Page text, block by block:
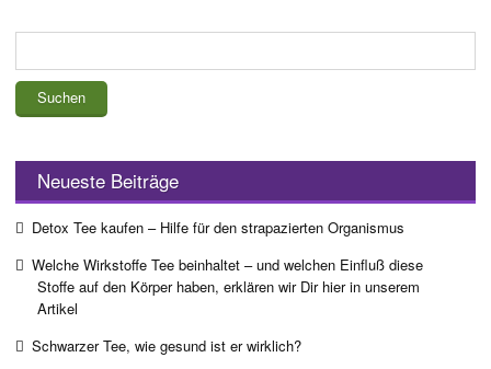
Neueste Beiträge
Detox Tee kaufen – Hilfe für den strapazierten Organismus
Welche Wirkstoffe Tee beinhaltet – und welchen Einfluß diese
Stoffe auf den Körper haben, erklären wir Dir hier in unserem
Artikel
Schwarzer Tee, wie gesund ist er wirklich?